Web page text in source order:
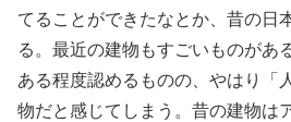
てることができたなとか、昔の日
る。最近の建物もすごいものがあ
ある程度認めるものの、やはり「
物だと感じてしまう。昔の建物は